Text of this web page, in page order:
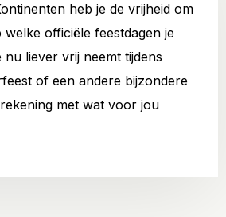
heb je de vrijheid om
officiële feestdagen je
nu liever vrij neemt tijdens
of een andere bijzondere
met wat voor jou